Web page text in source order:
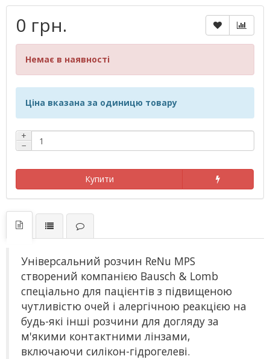
0 грн.
Немає в наявності
Ціна вказана за одиницю товару
+
−
Купити
Універсальний розчин ReNu MPS
створений компанією Bausch & Lomb
спеціально для пацієнтів з підвищеною
чутливістю очей і алергічною реакцією на
будь-які інші розчини для догляду за
м'якими контактними лінзами,
включаючи силікон-гідрогелеві.